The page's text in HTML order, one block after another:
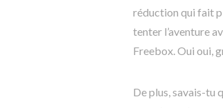
réduction qui fait
tenter l’aventure
Freebox. Oui oui,
De plus, savais-tu